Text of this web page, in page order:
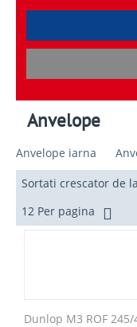
Anvelope
Anvelope iarna
Sortati crescator de
12 Per pagina
Dunlop M3 ROF